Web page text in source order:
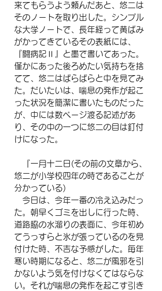
来てもらうよう頼んだあと、悠二は
そのノートを取り出した。シンプル
な大学ノートで、長年経って黄ばみ
がかってきているその表紙には、
『闘病記Ⅱ』と墨で書いてあった。
僅かにあった後ろめたい気持ちを捨
てて、悠二はぱらぱらと中を見てみ
た。だいたいは、喘息の発作が起こ
った状況を簡潔に書いたものだった
が、中には数ページ渡る記述があ
り、その中の一つに悠二の目は釘付
けになった。
『一月十二日(その前の文章から、
悠二が小学校四年の時であることが
分かっている)
今日は、今年一番の冷え込みだっ
た。朝早くゴミを出しに行った時、
道路脇の水溜りの表面に、今年初め
てうっすらと氷が張っているのを見
付けた時、不吉な予感がした。毎年
寒い時期になると、悠二が風邪を引
かないよう気を付けなくてはならな
い。それが喘息の発作を起こす引き